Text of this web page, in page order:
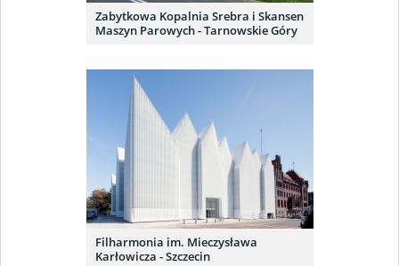
Zabytkowa Kopalnia Srebra i Skansen
Maszyn Parowych - Tarnowskie Góry
Filharmonia im. Mieczysława
Karłowicza - Szczecin